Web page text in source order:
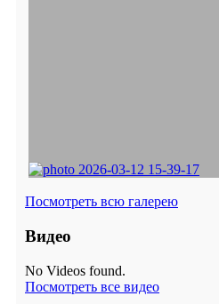
Посмотреть всю галерею
Видео
No Videos found.
Посмотреть все видео